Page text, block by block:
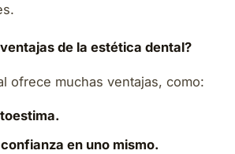
de la estética dental?
ofrece muchas ventajas, como:
en uno mismo.